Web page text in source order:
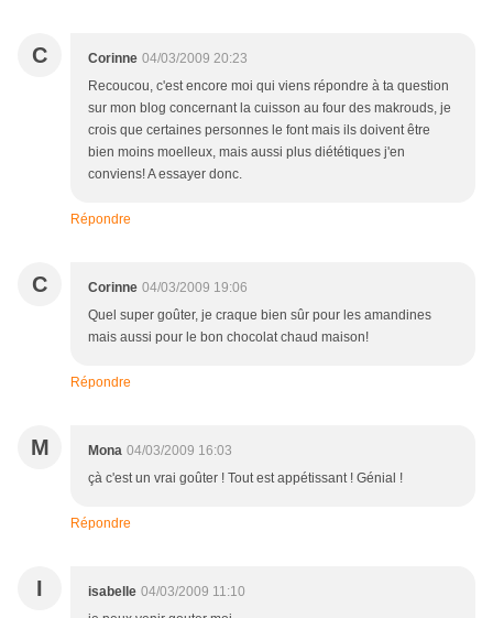
C Corinne 04/03/2009 20:23
Recoucou, c'est encore moi qui viens répondre à ta question
sur mon blog concernant la cuisson au four des makrouds, je
crois que certaines personnes le font mais ils doivent être
bien moins moelleux, mais aussi plus diététiques j'en
conviens! A essayer donc.
Répondre
C Corinne 04/03/2009 19:06
Quel super goûter, je craque bien sûr pour les amandines
mais aussi pour le bon chocolat chaud maison!
Répondre
M Mona 04/03/2009 16:03
çà c'est un vrai goûter ! Tout est appétissant ! Génial !
Répondre
I isabelle 04/03/2009 11:10